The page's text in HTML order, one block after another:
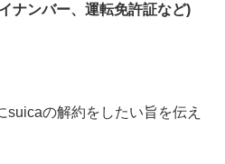
ナンバー、運転免許証など)
の解約をしたい旨を伝え